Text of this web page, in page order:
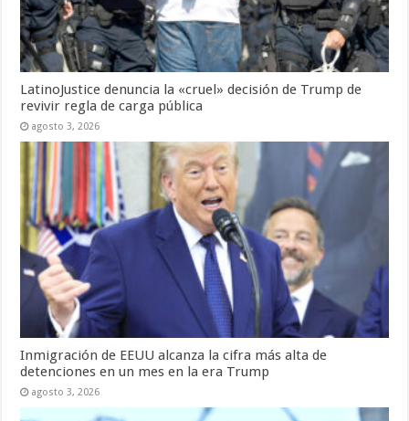
LatinoJustice denuncia la «cruel» decisión de Trump de
revivir regla de carga pública
agosto 3, 2026
Inmigración de EEUU alcanza la cifra más alta de
detenciones en un mes en la era Trump
agosto 3, 2026